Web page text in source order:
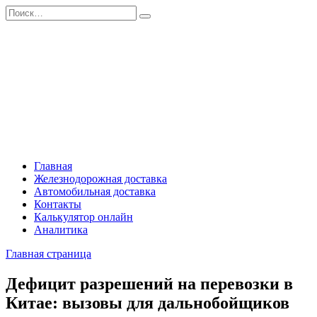
Перейти
к
Search
for:
Главная
Железнодорожная доставка
Автомобильная доставка
Контакты
Калькулятор онлайн
Аналитика
Главная страница
Дефицит разрешений на перевозки в
Китае: вызовы для дальнобойщиков